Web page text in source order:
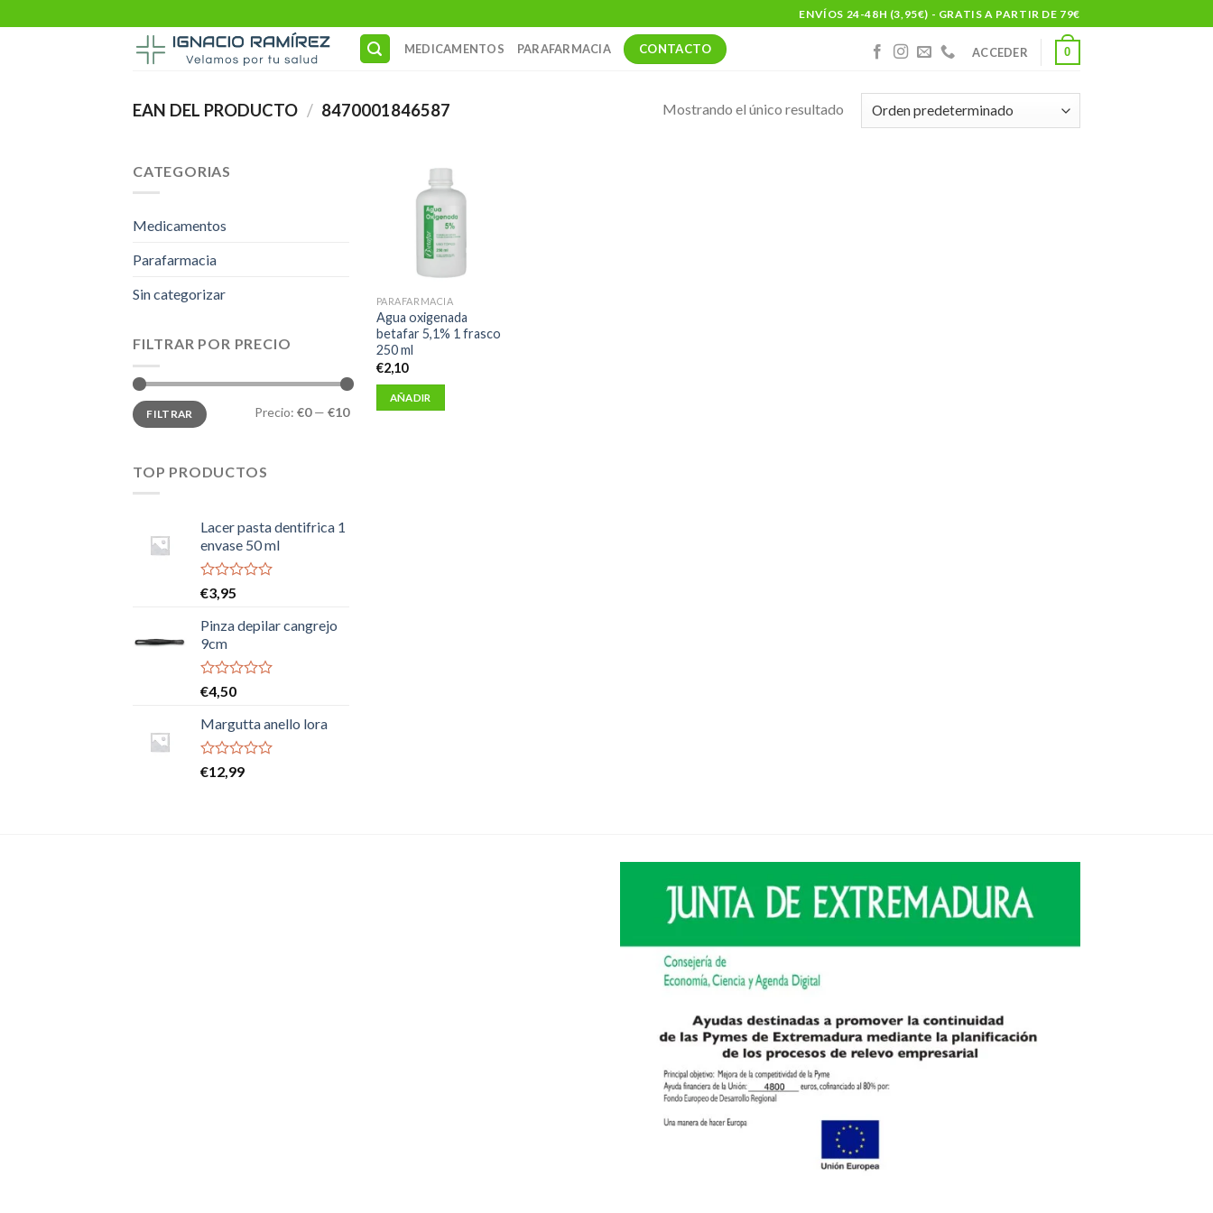
to
ENVÍOS 24-48H (3,95€) - GRATIS A PARTIR DE 79€
MEDICAMENTOS PARAFARMACIA CONTACTO ACCEDER 0
EAN DEL PRODUCTO / 8470001846587 Mostrando el único resultado
CATEGORIAS
Medicamentos
Parafarmacia
Sin categorizar
FILTRAR POR PRECIO
Precio
mínimo
Precio
máximo
FILTRAR Precio: €0— €10
TOP PRODUCTOS
Lacer pasta dentifrica 1
envase 50 ml
Valorado
con
0
de
5
€3,95
Pinza depilar cangrejo
9cm
Valorado
con
0
de
5
€4,50
Margutta anello lora
Valorado
€12,99
PARAFARMACIA
Agua oxigenada
betafar 5,1% 1 frasco
250 ml
€2,10
AÑADIR